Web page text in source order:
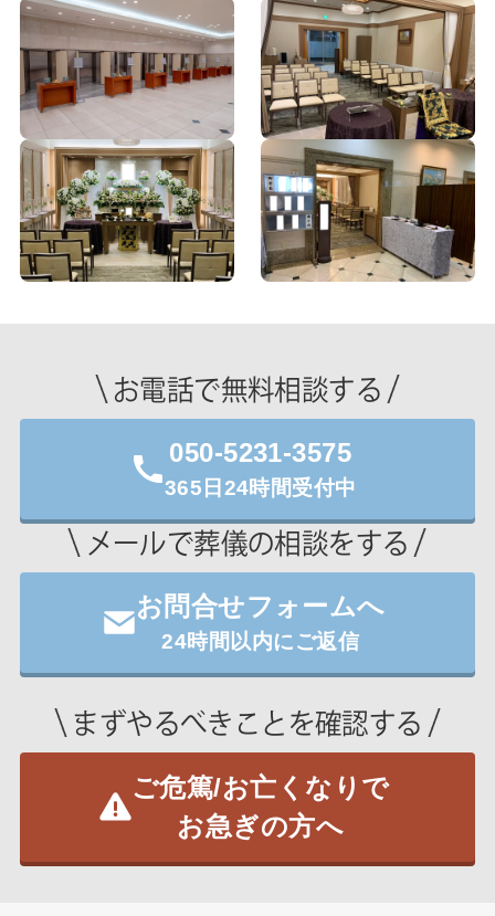
お電話で無料相談する
050-5231-3575
365日24時間受付中
メールで葬儀の相談をする
お問合せフォームへ
24時間以内にご返信
まずやるべきことを確認する
ご危篤/お亡くなりで
お急ぎの方へ